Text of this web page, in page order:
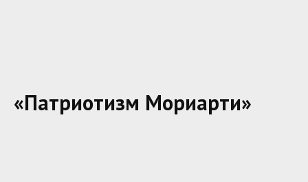
«Патриотизм Мориарти»